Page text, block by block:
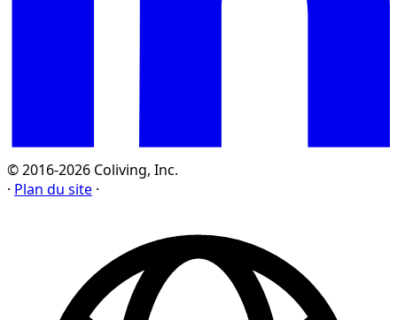
© 2016-2026 Coliving, Inc.
· Plan du site ·